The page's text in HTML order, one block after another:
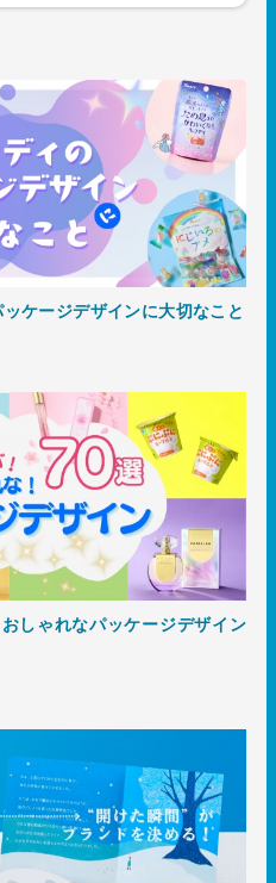
ケージデザインに大切なこと
おしゃれなパッケージデザイン